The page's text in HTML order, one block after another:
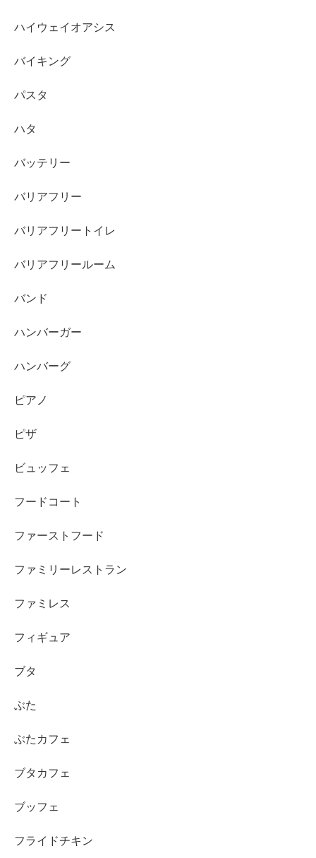
ハイウェイオアシス
バイキング
パスタ
ハタ
バッテリー
バリアフリー
バリアフリートイレ
バリアフリールーム
バンド
ハンバーガー
ハンバーグ
ピアノ
ピザ
ビュッフェ
フードコート
ファーストフード
ファミリーレストラン
ファミレス
フィギュア
ブタ
ぶた
ぶたカフェ
ブタカフェ
ブッフェ
フライドチキン